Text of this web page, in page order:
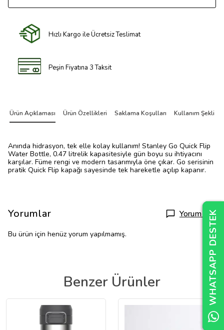
Hızlı Kargo ile Ücretsiz Teslimat
Peşin Fiyatına 3 Taksit
Ürün Açıklaması Ürün Özellikleri Saklama Koşulları Kullanım Şekli
Anında hidrasyon, tek elle kolay kullanım! Stanley Go Quick Flip
Water Bottle, 0.47 litrelik kapasitesiyle gün boyu su ihtiyacını
karşılar. Füme rengi ve modern tasarımıyla öne çıkar. Go serisinin
pratik Quick Flip kapağı sayesinde tek hareketle açılıp kapanır.
Yorumlar Yorum Yap
Bu ürün için henüz yorum yapılmamış.
Benzer Ürünler WHATSAPP DESTEK
WHATSAPP DESTEK
WHATSAPP DESTEK